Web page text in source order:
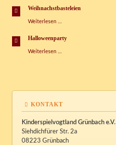
Sprachen
Weihnachstbasteleien
Weiterlesen …
Halloweenparty
Weiterlesen …
KONTAKT
Kinderspielvogtland Grünbach e.V.
Siehdichfürer Str. 2a
08223 Grünbach